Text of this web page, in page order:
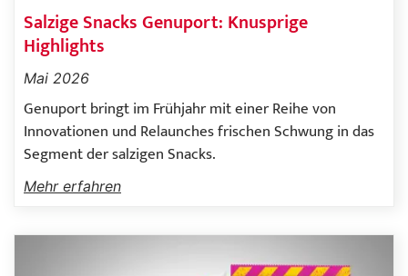
Salzige Snacks Genuport: Knusprige
Highlights
Mai 2026
Genuport bringt im Frühjahr mit einer Reihe von
Innovationen und Relaunches frischen Schwung in das
Segment der salzigen Snacks.
Mehr erfahren